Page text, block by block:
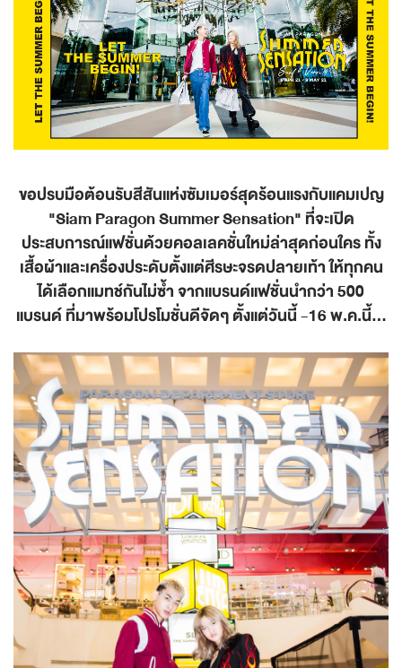
ขอปรบมือต้อนรับสีสันแห่งซัมเมอร์สุดร้อนแรงกับแคมเปญ
"Siam Paragon Summer Sensation" ที่จะเปิด
ประสบการณ์แฟชั่นด้วยคอลเลคชั่นใหม่ล่าสุดก่อนใคร ทั้ง
เสื้อผ้าและเครื่องประดับตั้งแต่ศีรษะจรดปลายเท้า ให้ทุกคน
ได้เลือกแมทช์กันไม่ซ้ำ จากแบรนด์แฟชั่นนำกว่า 500
แบรนด์ ที่มาพร้อมโปรโมชั่นดีจัดๆตั้งแต่วันนี้ -16 พ.ค.นี้...